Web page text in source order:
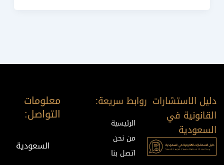
دليل الاستشارات
القانونية في
السعودية
روابط سريعة:
الرئيسية
من نحن
اتصل بنا
معلومات
التواصل:
السعودية